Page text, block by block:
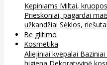
Kepiniams Miltai,
Prieskoniai, pagardai
užkandžiai Sėklos,
Be glitimo
Kosmetika
Aliejiniai kvepalai Baziniai
higiena Dekoratyvinė